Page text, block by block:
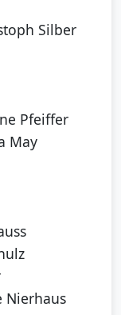
Silber
Pfeiffer
May
Nierhaus